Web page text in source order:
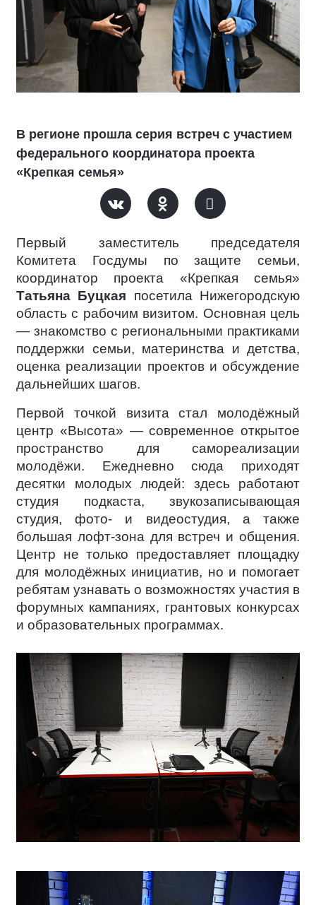
В регионе прошла серия встреч с участием
федерального координатора проекта
«Крепкая семья»
Первый заместитель председателя
Комитета Госдумы по защите семьи,
координатор проекта «Крепкая семья»
Татьяна Буцкая посетила Нижегородскую
область с рабочим визитом. Основная цель
— знакомство с региональными практиками
поддержки семьи, материнства и детства,
оценка реализации проектов и обсуждение
дальнейших шагов.
Первой точкой визита стал молодёжный
центр «Высота» — современное открытое
пространство для самореализации
молодёжи. Ежедневно сюда приходят
десятки молодых людей: здесь работают
студия подкаста, звукозаписывающая
студия, фото- и видеостудия, а также
большая лофт-зона для встреч и общения.
Центр не только предоставляет площадку
для молодёжных инициатив, но и помогает
ребятам узнавать о возможностях участия в
форумных кампаниях, грантовых конкурсах
и образовательных программах.